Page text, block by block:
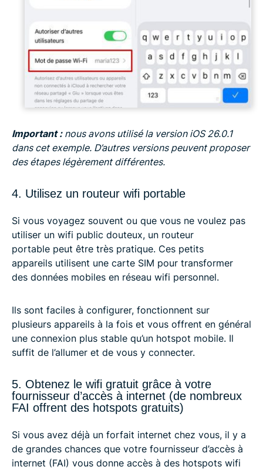
Important :nous avons utilisé la version iOS 26.0.1
dans cet exemple. D’autres versions peuvent proposer
des étapes légèrement différentes.
4. Utilisez un routeur wifi portable
Si vous voyagez souvent ou que vous ne voulez pas
utiliser un wifi public douteux, un routeur
portable peut être très pratique. Ces petits
appareils utilisent une carte SIM pour transformer
des données mobiles en réseau wifi personnel.
Ils sont faciles à configurer, fonctionnent sur
plusieurs appareils à la fois et vous offrent en général
une connexion plus stable qu’un hotspot mobile. Il
suffit de l’allumer et de vous y connecter.
5. Obtenez le wifi gratuit grâce à votre
fournisseur d’accès à internet (de nombreux
FAI offrent des hotspots gratuits)
Si vous avez déjà un forfait internet chez vous, il y a
de grandes chances que votre fournisseur d’accès à
internet (FAI) vous donne accès à des hotspots wifi